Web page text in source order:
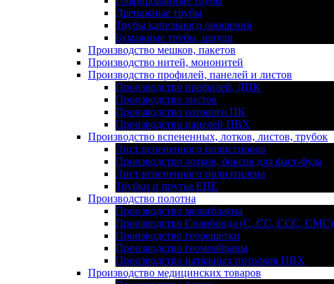
Дренажные трубы
Трубы капельного орошения
Бумажные трубы, шпули
Производство мешков, пакетов
Производство нитей, мононитей
Производство профилей, панелей и листов
Производство профилей, ДПК
Производство листов
Производство сотового ПК
Производство панелей ПВХ
Производство вспененных, лотков, листов, трубок
Лист вспененного полистирола
Производство лотков, боксов для фаст-фуда
Лист вспененного полиэтилена
Трубки и прутья ЕПЕ
Производство полотна
Производство мельтблауна
Производство Спанбонда (С, СС, ССС, СМС)
Производство георешетки
Производство геомембраны
Производство натяжных потолков ПВХ
Производство медицинских товаров